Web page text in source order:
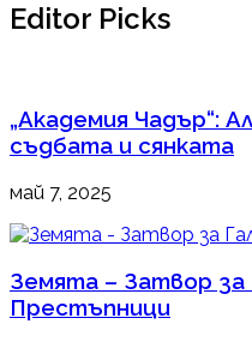
Editor Picks
„Академия Чадър“:
съдбата и сянката
май 7, 2025
Земята – Затвор за
Престъпници